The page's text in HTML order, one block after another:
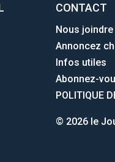
CONTACT
Nous joindre
Annoncez
Infos utiles
Abonnez-
POLITIQUE
© 2026 le